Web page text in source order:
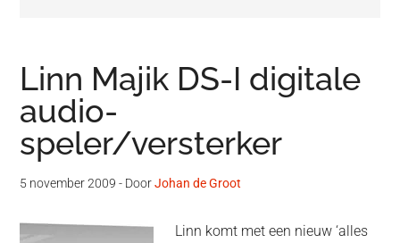
Linn Majik DS-I digitale
audio-
speler/versterker
5 november 2009 - DoorJohan de Groot
Linn komt met een nieuw ‘alles